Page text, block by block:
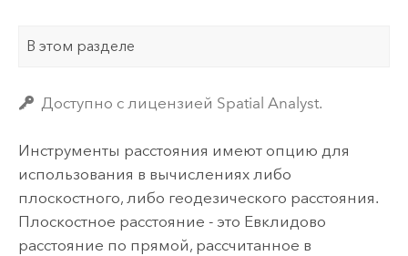
В этом разделе
Доступно с лицензией Spatial Analyst.
Инструменты расстояния имеют опцию для
использования в вычислениях либо
плоскостного, либо геодезического расстояния.
Плоскостное расстояние - это Евклидово
расстояние по прямой, рассчитанное в